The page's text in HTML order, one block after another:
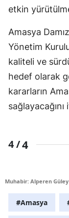
etkin
Amasya
Yönetim
kaliteli ve
hedef olarak
kararların
4 /4
Muhabir: Alperen Güley
#Amasya